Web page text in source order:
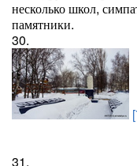
несколько школ,
памятники.
30.
31.